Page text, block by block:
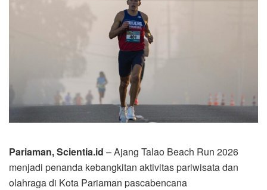
Pariaman, Scientia.id – Ajang Talao Beach Run 2026
menjadi penanda kebangkitan aktivitas pariwisata dan
olahraga di Kota Pariaman pascabencana